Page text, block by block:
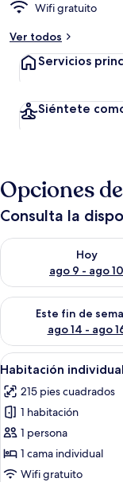
Wifi gratuito
Ver todos
Servicios
Siéntete
Opciones
Consulta la
Hoy
ago 9 - ago 10
Consulta la
Este fin de
ago 14 - ago
Consulta la
Abrir
todas
las
fotos
de
Habitación
individual
1
Habitación individual
215 pies cuadrados
1 habitación
1 persona
1 cama individual
Wifi gratuito